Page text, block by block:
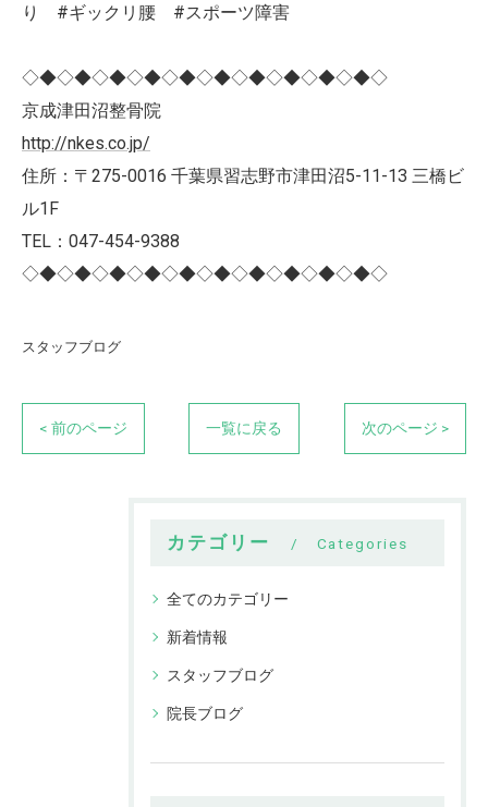
り #ギックリ腰 #スポーツ障害
◇◆◇◆◇◆◇◆◇◆◇◆◇◆◇◆◇◆◇◆◇
京成津田沼整骨院
http://nkes.co.jp/
住所：〒275-0016 千葉県習志野市津田沼5-11-13 三橋ビ
ル1F
TEL：047-454-9388
◇◆◇◆◇◆◇◆◇◆◇◆◇◆◇◆◇◆◇◆◇
スタッフブログ
< 前のページ 一覧に戻る 次のページ >
カテゴリー Categories
全てのカテゴリー
新着情報
スタッフブログ
院長ブログ